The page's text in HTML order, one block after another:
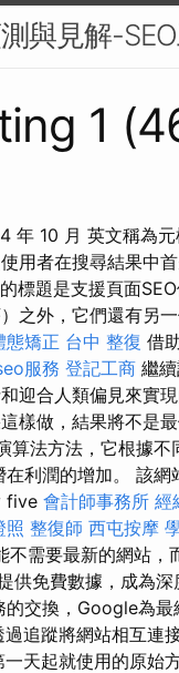
與見解-
1
年 10 月 英文稱為元
用者在搜尋結果中
標題是支援頁面SEO
之外，它們還有另
態矯正 台中 整復 借
服務 登記工商 繼
迎合人類偏見來實現
樣做，結果將不是最
算法方法，它根據
利潤的增加。 該
five 會計師事務所 經
照 整復師 西屯按摩
需要最新的網站，
免費數據，成為深
的交換，Google為最
過追蹤將網站相互連
天起就使用的原始